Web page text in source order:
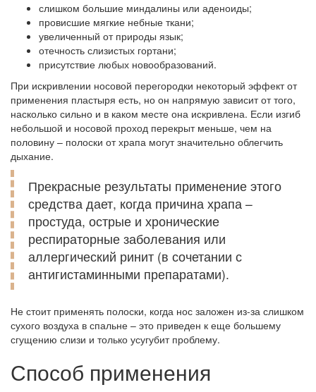
слишком большие миндалины или аденоиды;
провисшие мягкие небные ткани;
увеличенный от природы язык;
отечность слизистых гортани;
присутствие любых новообразований.
При искривлении носовой перегородки некоторый эффект от
применения пластыря есть, но он напрямую зависит от того,
насколько сильно и в каком месте она искривлена. Если изгиб
небольшой и носовой проход перекрыт меньше, чем на
половину – полоски от храпа могут значительно облегчить
дыхание.
Прекрасные результаты применение этого
средства дает, когда причина храпа –
простуда, острые и хронические
респираторные заболевания или
аллергический ринит (в сочетании с
антигистаминными препаратами).
Не стоит применять полоски, когда нос заложен из-за слишком
сухого воздуха в спальне – это приведен к еще большему
сгущению слизи и только усугубит проблему.
Способ применения